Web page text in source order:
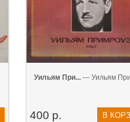
Уильям При...— Уильям
400 р. В